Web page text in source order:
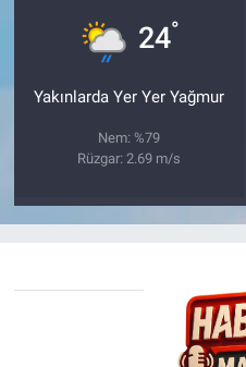
24°
Yakınlarda Yer Yer Yağmur
Nem: %79
Rüzgar: 2.69 m/s